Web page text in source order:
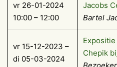
vr 26-01-2024
10:00 – 12:00
Jacobs
Bartel
vr 15-12-2023 –
di 05-03-2024
Chepik